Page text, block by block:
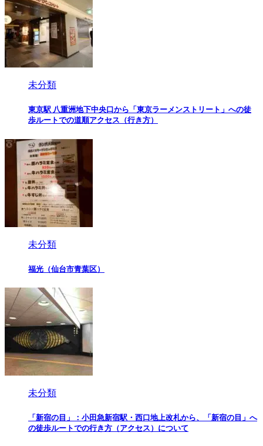
未分類
東京駅 八重洲地下中央口から「東京ラーメンストリート」への徒
歩ルートでの道順アクセス（行き方）
未分類
福光（仙台市青葉区）
未分類
「新宿の目」：小田急新宿駅・西口地上改札から、「新宿の目」へ
の徒歩ルートでの行き方（アクセス）について